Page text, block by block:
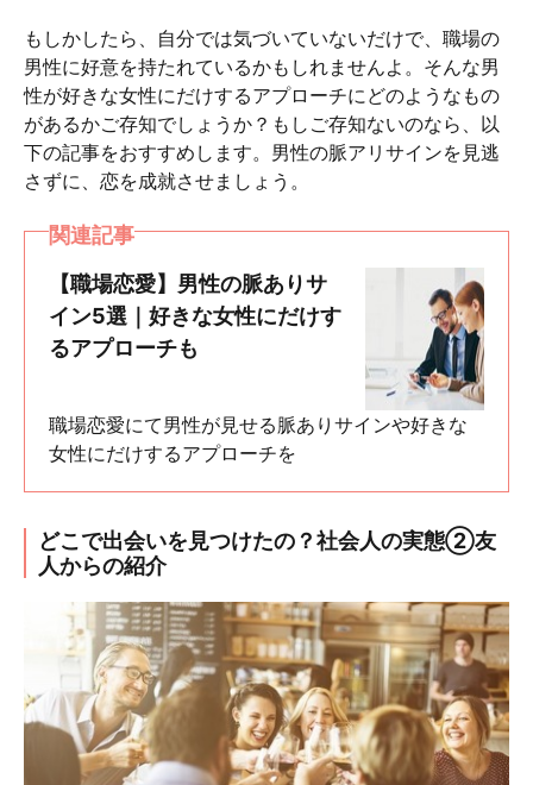
もしかしたら、自分では気づいていないだけで、職場の
男性に好意を持たれているかもしれませんよ。そんな男
性が好きな女性にだけするアプローチにどのようなもの
があるかご存知でしょうか？もしご存知ないのなら、以
下の記事をおすすめします。男性の脈アリサインを見逃
さずに、恋を成就させましょう。
関連記事
【職場恋愛】男性の脈ありサ
イン5選｜好きな女性にだけす
るアプローチも
職場恋愛にて男性が見せる脈ありサインや好きな
女性にだけするアプローチを
どこで出会いを見つけたの？社会人の実態②友
人からの紹介